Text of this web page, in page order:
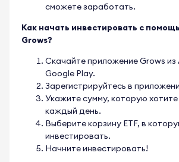
сможете заработать.
Как начать инвестировать с
Grows?
Скачайте приложение Grows из
Google Play.
Зарегистрируйтесь в
Укажите сумму, которую
каждый день.
Выберите корзину ETF, в
инвестировать.
Начните инвестировать!